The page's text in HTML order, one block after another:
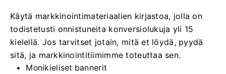
Käytä markkinointimateriaalien kirjastoa, jolla on
todistetusti onnistuneita konversiolukuja yli 15
kielellä. Jos tarvitset jotain, mitä et löydä, pyydä
sitä, ja markkinointitiimimme toteuttaa sen.
Monikieliset bannerit